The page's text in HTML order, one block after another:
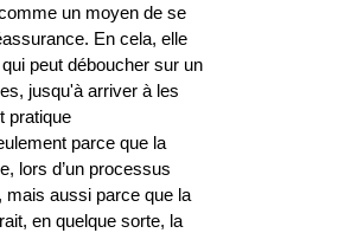
un moyen de se
En cela, elle
peut déboucher sur un
jusqu'à arriver à les
pratique
parce que la
lors d’un processus
mais aussi parce que la
en quelque sorte, la